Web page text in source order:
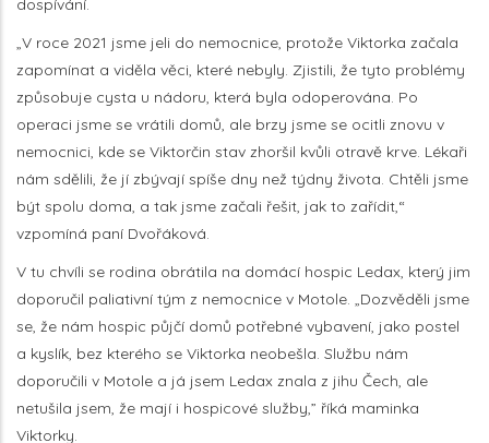
„V roce 2021 jsme jeli do nemocnice, protože Viktorka začala
zapomínat a viděla věci, které nebyly. Zjistili, že tyto problémy
způsobuje cysta u nádoru, která byla odoperována. Po
operaci jsme se vrátili domů, ale brzy jsme se ocitli znovu v
nemocnici, kde se Viktorčin stav zhoršil kvůli otravě krve. Lékaři
nám sdělili, že jí zbývají spíše dny než týdny života. Chtěli jsme
být spolu doma, a tak jsme začali řešit, jak to zařídit,“
vzpomíná paní Dvořáková.
V tu chvíli se rodina obrátila na domácí hospic Ledax, který jim
doporučil paliativní tým z nemocnice v Motole. „Dozvěděli jsme
se, že nám hospic půjčí domů potřebné vybavení, jako postel
a kyslík, bez kterého se Viktorka neobešla. Službu nám
doporučili v Motole a já jsem Ledax znala z jihu Čech, ale
netušila jsem, že mají i hospicové služby,” říká maminka
Viktorky.